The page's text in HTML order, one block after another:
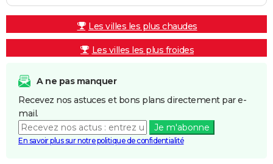
Les villes les plus chaudes
Les villes les plus froides
A ne pas manquer
Recevez nos astuces et bons plans directement par e-
mail.
Je m'abonne
En savoir plus sur notre politique de confidentialité